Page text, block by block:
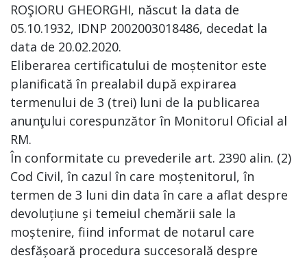
ROŞIORU GHEORGHI, născut la data de
05.10.1932, IDNP 2002003018486, decedat la
data de 20.02.2020.
Eliberarea certificatului de moștenitor este
planificată în prealabil după expirarea
termenului de 3 (trei) luni de la publicarea
anunţului corespunzător în Monitorul Oficial al
RM.
În conformitate cu prevederile art. 2390 alin. (2)
Cod Civil, în cazul în care moștenitorul, în
termen de 3 luni din data în care a aflat despre
devoluțiune și temeiul chemării sale la
moștenire, fiind informat de notarul care
desfășoară procedura succesorală despre